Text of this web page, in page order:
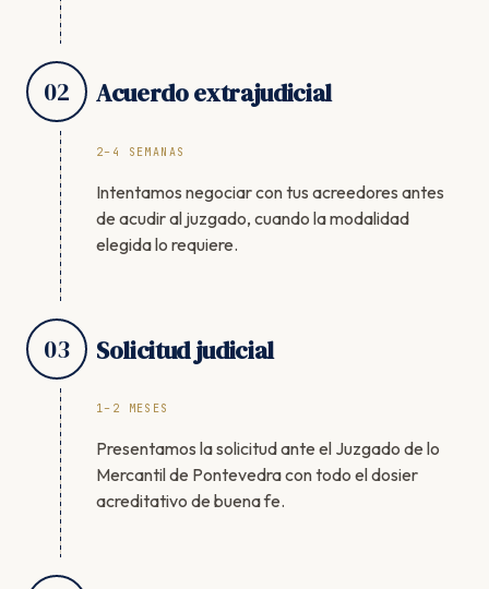
02 Acuerdo extrajudicial
2–4 SEMANAS
Intentamos negociar con tus acreedores antes
de acudir al juzgado, cuando la modalidad
elegida lo requiere.
03 Solicitud judicial
1–2 MESES
Presentamos la solicitud ante el Juzgado de lo
Mercantil de Pontevedra con todo el dosier
acreditativo de buena fe.